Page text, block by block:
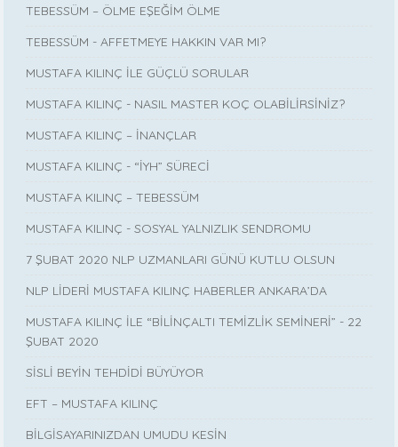
TEBESSÜM – ÖLME EŞEĞİM ÖLME
TEBESSÜM - AFFETMEYE HAKKIN VAR MI?
MUSTAFA KILINÇ İLE GÜÇLÜ SORULAR
MUSTAFA KILINÇ - NASIL MASTER KOÇ OLABİLİRSİNİZ?
MUSTAFA KILINÇ – İNANÇLAR
MUSTAFA KILINÇ - “İYH” SÜRECİ
MUSTAFA KILINÇ – TEBESSÜM
MUSTAFA KILINÇ - SOSYAL YALNIZLIK SENDROMU
7 ŞUBAT 2020 NLP UZMANLARI GÜNÜ KUTLU OLSUN
NLP LİDERİ MUSTAFA KILINÇ HABERLER ANKARA’DA
MUSTAFA KILINÇ İLE “BİLİNÇALTI TEMİZLİK SEMİNERİ” - 22
ŞUBAT 2020
SİSLİ BEYİN TEHDİDİ BÜYÜYOR
EFT – MUSTAFA KILINÇ
BİLGİSAYARINIZDAN UMUDU KESİN